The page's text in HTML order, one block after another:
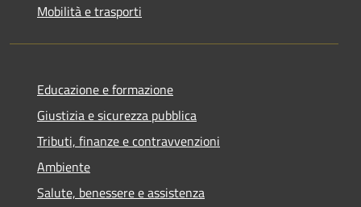
Mobilità e trasporti
Educazione e formazione
Giustizia e sicurezza pubblica
Tributi, finanze e contravvenzioni
Ambiente
Salute, benessere e assistenza